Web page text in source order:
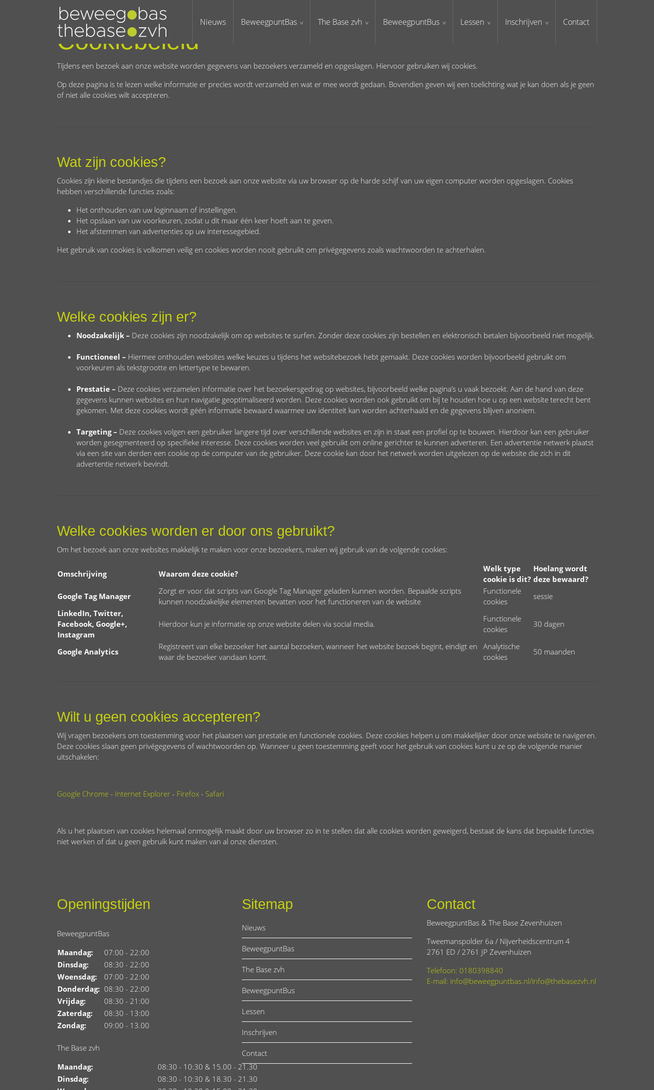
Nieuws BeweegpuntBas The Base zvh BeweegpuntBus Lessen Inschrijven Contact
Cookiebeleid
Tijdens een bezoek aan onze website worden gegevens van bezoekers verzameld en opgeslagen. Hiervoor gebruiken wij cookies.
Op deze pagina is te lezen welke informatie er precies wordt verzameld en wat er mee wordt gedaan. Bovendien geven wij een toelichting wat je kan doen als je geen
of niet alle cookies wilt accepteren.
Wat zijn cookies?
Cookies zijn kleine bestandjes die tijdens een bezoek aan onze website via uw browser op de harde schijf van uw eigen computer worden opgeslagen. Cookies
hebben verschillende functies zoals:
Het onthouden van uw loginnaam of instellingen.
Het opslaan van uw voorkeuren, zodat u dit maar één keer hoeft aan te geven.
Het afstemmen van advertenties op uw interessegebied.
Het gebruik van cookies is volkomen veilig en cookies worden nooit gebruikt om privégegevens zoals wachtwoorden te achterhalen.
Welke cookies zijn er?
Noodzakelijk – Deze cookies zijn noodzakelijk om op websites te surfen. Zonder deze cookies zijn bestellen en elektronisch betalen bijvoorbeeld niet mogelijk.
Functioneel – Hiermee onthouden websites welke keuzes u tijdens het websitebezoek hebt gemaakt. Deze cookies worden bijvoorbeeld gebruikt om
voorkeuren als tekstgrootte en lettertype te bewaren.
Prestatie – Deze cookies verzamelen informatie over het bezoekersgedrag op websites, bijvoorbeeld welke pagina’s u vaak bezoekt. Aan de hand van deze
gegevens kunnen websites en hun navigatie geoptimaliseerd worden. Deze cookies worden ook gebruikt om bij te houden hoe u op een website terecht bent
gekomen. Met deze cookies wordt géén informatie bewaard waarmee uw identiteit kan worden achterhaald en de gegevens blijven anoniem.
Targeting – Deze cookies volgen een gebruiker langere tijd over verschillende websites en zijn in staat een profiel op te bouwen. Hierdoor kan een gebruiker
worden gesegmenteerd op specifieke interesse. Deze cookies worden veel gebruikt om online gerichter te kunnen adverteren. Een advertentie netwerk plaatst
via een site van derden een cookie op de computer van de gebruiker. Deze cookie kan door het netwerk worden uitgelezen op de website die zich in dit
advertentie netwerk bevindt.
Welke cookies worden er door ons gebruikt?
Om het bezoek aan onze websites makkelijk te maken voor onze bezoekers, maken wij gebruik van de volgende cookies:
Omschrijving Waarom deze cookie?
Welk type
cookie is dit?
Hoelang wordt
deze bewaard?
Google Tag Manager
Zorgt er voor dat scripts van Google Tag Manager geladen kunnen worden. Bepaalde scripts
kunnen noodzakelijke elementen bevatten voor het functioneren van de website
Functionele
cookies
sessie
LinkedIn, Twitter,
Facebook, Google+,
Instagram
Hierdoor kun je informatie op onze website delen via social media.
Functionele
cookies
30 dagen
Google Analytics
Registreert van elke bezoeker het aantal bezoeken, wanneer het website bezoek begint, eindigt en
waar de bezoeker vandaan komt.
Analytische
cookies
50 maanden
Wilt u geen cookies accepteren?
Wij vragen bezoekers om toestemming voor het plaatsen van prestatie en functionele cookies. Deze cookies helpen u om makkelijker door onze website te navigeren.
Deze cookies slaan geen privégegevens of wachtwoorden op. Wanneer u geen toestemming geeft voor het gebruik van cookies kunt u ze op de volgende manier
uitschakelen:
Google Chrome - Internet Explorer - Firefox - Safari
Als u het plaatsen van cookies helemaal onmogelijk maakt door uw browser zo in te stellen dat alle cookies worden geweigerd, bestaat de kans dat bepaalde functies
niet werken of dat u geen gebruik kunt maken van al onze diensten.
Openingstijden
BeweegpuntBas
Maandag:
07:00 - 22:00
Dinsdag:
08:30 - 22:00
Woensdag:
07:00 - 22:00
Donderdag: 08:30 - 22:00
Vrijdag:
08:30 - 21:00
Zaterdag:
08:30 - 13:00
Zondag:
09:00 - 13.00
The Base zvh
Maandag:
08:30 - 10:30 & 15.00 - 21.30
Dinsdag:
08:30 - 10:30 & 18.30 - 21.30
Sitemap
Nieuws
BeweegpuntBas
The Base zvh
BeweegpuntBus
Lessen
Inschrijven
Contact
Contact
BeweegpuntBas & The Base Zevenhuizen
Tweemanspolder 6a / Nijverheidscentrum 4
2761 ED / 2761 JP Zevenhuizen
Telefoon: 0180398840
E-mail: info@beweegpuntbas.nl/info@thebasezvh.nl